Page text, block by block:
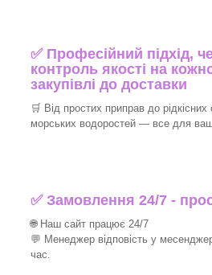
✅ Професійний підхід,
контроль якості на
закупівлі до доставки
🛒 Від простих приправ до
морських водоростей — все для
✅ Замовлення 24/7 -
🌐 Наш сайт працює 24/7
💬 Менеджер відповість у
час.